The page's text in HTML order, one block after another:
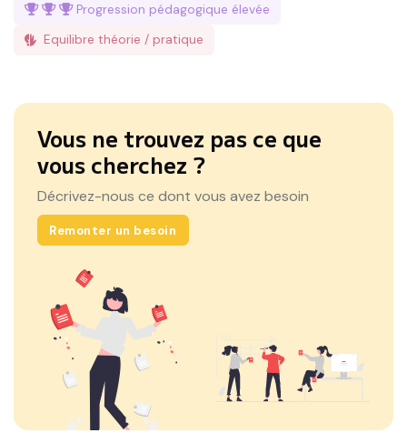
Progression pédagogique élevée
Equilibre théorie / pratique
Vous ne trouvez pas ce que
vous cherchez ?
Décrivez-nous ce dont vous avez besoin
Remonter un besoin